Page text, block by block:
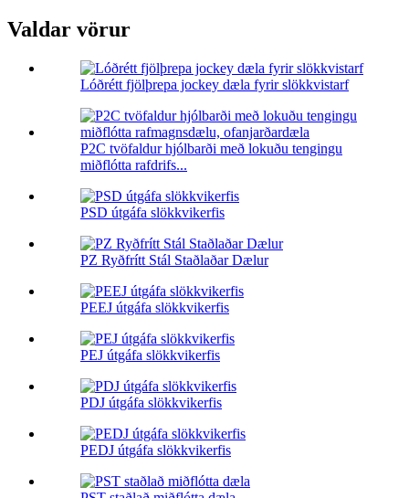
Valdar vörur
Lóðrétt fjölþrepa jockey dæla fyrir slökkvistarf
P2C tvöfaldur hjólbarði með lokuðu tengingu
miðflótta rafdrifs...
PSD útgáfa slökkvikerfis
PZ Ryðfrítt Stál Staðlaðar Dælur
PEEJ útgáfa slökkvikerfis
PEJ útgáfa slökkvikerfis
PDJ útgáfa slökkvikerfis
PEDJ útgáfa slökkvikerfis